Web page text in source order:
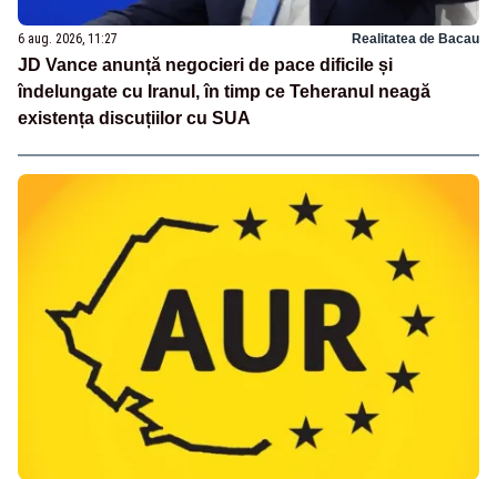
6 aug. 2026, 11:27 Realitatea de Bacau
JD Vance anunță negocieri de pace dificile și
îndelungate cu Iranul, în timp ce Teheranul neagă
existența discuțiilor cu SUA